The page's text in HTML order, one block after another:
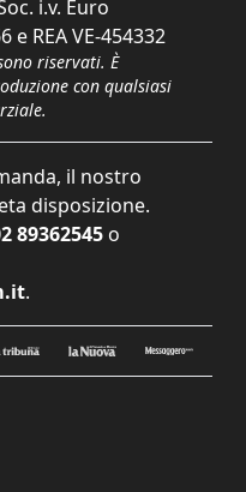
i.v. Euro
e REA VE-454332
riservati. È
con qualsiasi
il nostro
disposizione.
89362545 o
.